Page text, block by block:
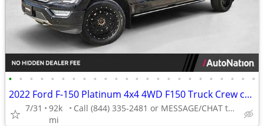
• • • • • • • • • • • • • • • • • • • • • • • •
2022 Ford F-150 Platinum 4x4 4WD F150 Truck Crew cab AUTONATION
7/31
92k
mi
Call (844) 335-2481 or MESSAGE/CHAT to confirm availability